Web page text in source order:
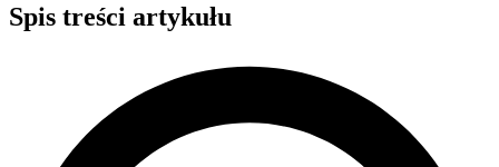
Spis treści artykułu